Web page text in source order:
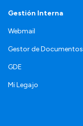
Gestión Interna
Webmail
Gestor de Documentos
GDE
Mi Legajo